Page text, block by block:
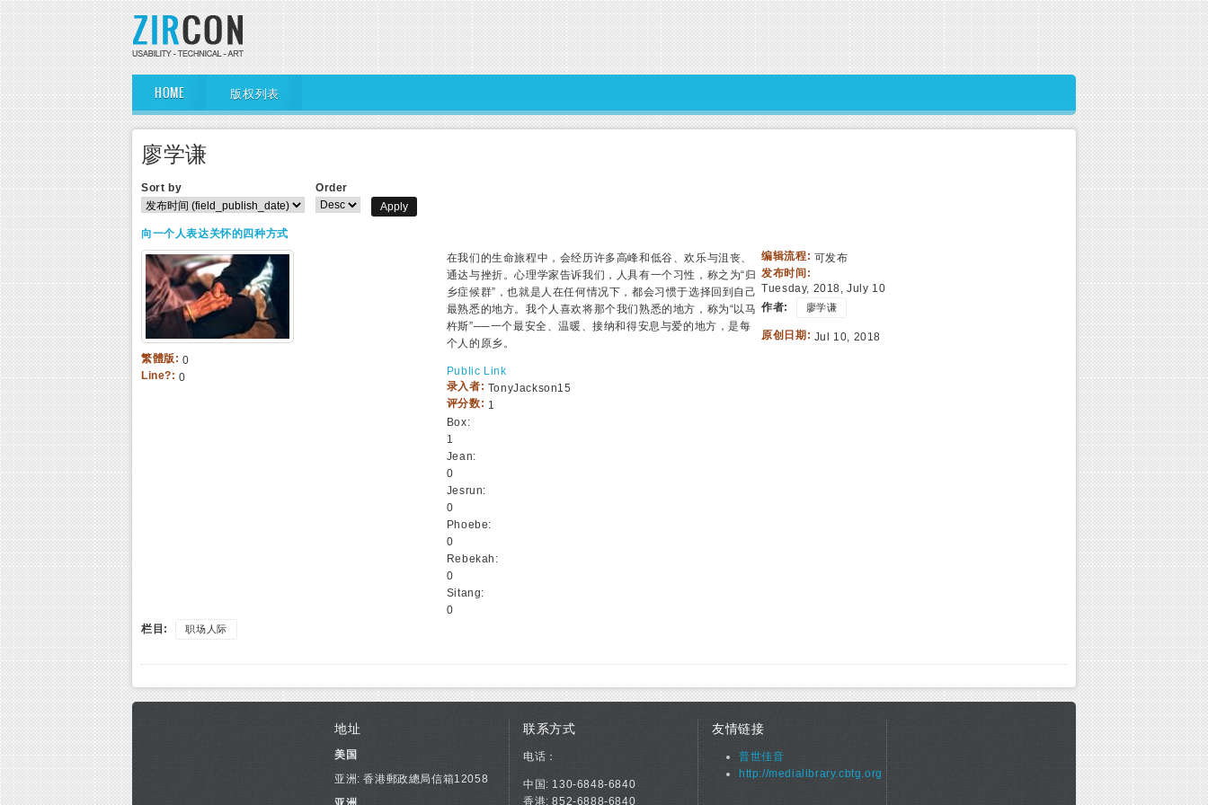
Main Menu
HOME 版权列表
廖学谦
Sort by Order
向一个人表达关怀的四种方式
繁體版: 0
Line?:0
在我们的生命旅程中，会经历许多高峰和低谷、欢乐与沮丧、
通达与挫折。心理学家告诉我们，人具有一个习性，称之为“归
乡症候群”，也就是人在任何情况下，都会习惯于选择回到自己
最熟悉的地方。我个人喜欢将那个我们熟悉的地方，称为“以马
杵斯”──一个最安全、温暖、接纳和得安息与爱的地方，是每
个人的原乡。
Public Link
录入者: TonyJackson15
评分数: 1
Box:
1
Jean:
0
Jesrun:
0
Phoebe:
0
Rebekah:
0
Sitang:
0
编辑流程: 可发布
发布时间:
Tuesday, 2018, July 10
作者:
廖学谦
原创日期: Jul 10, 2018
栏目: 职场人际
地址
美国
亚洲: 香港郵政總局信箱12058
联系方式
电话：
中国: 130-6848-6840
香港: 852-6888-6840
友情链接
普世佳音
http://medialibrary.cbtg.org